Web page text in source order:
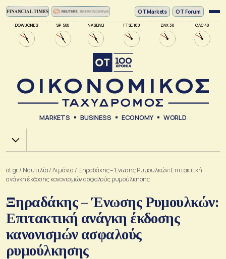
DOW JONES SP 500 NASDAQ FTSE 100 DAX 30 CAC 40
ΟΤ Markets OT Forum
MARKETS BUSINESS ECONOMY WORLD
Χ.Α.
ot.gr/ Ναυτιλία/Λιμάνια / Ξηραδάκης – Ένωσης Ρυμουλκών: Επιτακτική
ανάγκη έκδοσης κανονισμών ασφαλούς ρυμούλκησης
Ξηραδάκης – Ένωσης Ρυμουλκών:
Επιτακτική ανάγκη έκδοσης
κανονισμών ασφαλούς
ρυμούλκησης